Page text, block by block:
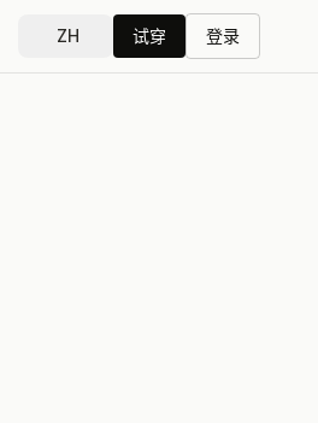
ZH 试穿 登录